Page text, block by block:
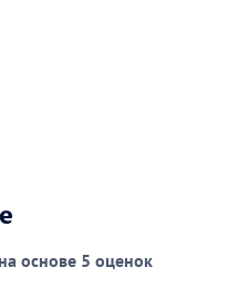
на основе 5 оценок